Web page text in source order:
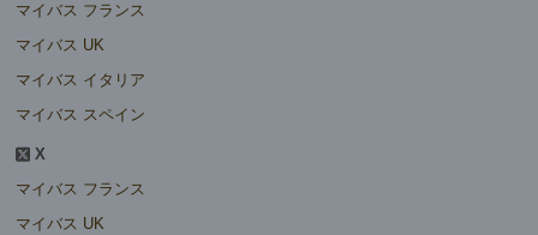
マイバス フランス
マイバス UK
マイバス イタリア
マイバス スペイン
X
マイバス フランス
マイバス UK